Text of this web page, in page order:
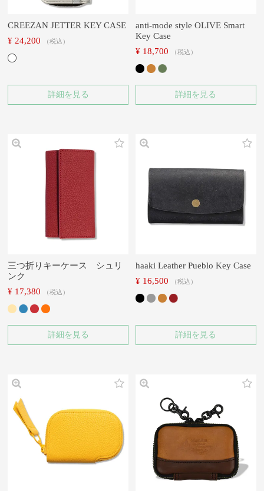
CREEZAN JETTER KEY CASE
¥ 24,200 税込
詳細を見る
anti-mode style OLIVE Smart
Key Case
¥ 18,700 税込
詳細を見る
三つ折りキーケース シュリ
ンク
¥ 17,380 税込
詳細を見る
haaki Leather Pueblo Key Case
¥ 16,500 税込
詳細を見る